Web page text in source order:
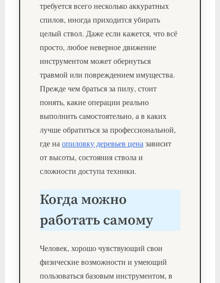
требуется всего несколько аккуратных
спилов, иногда приходится убирать
целый ствол. Даже если кажется, что всё
просто, любое неверное движение
инструментом может обернуться
травмой или повреждением имущества.
Прежде чем браться за пилу, стоит
понять, какие операции реально
выполнить самостоятельно, а в каких
лучше обратиться за профессиональной,
где на опиловку деревьев цена зависит
от высоты, состояния ствола и
сложности доступа техники.
Когда можно
работать самому
Человек, хорошо чувствующий свои
физические возможности и умеющий
пользоваться базовым инструментом, в